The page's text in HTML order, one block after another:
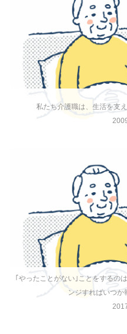
私たち介護職は、生活を支
｢やったことがない｣ことをするの
ンジすればいつか